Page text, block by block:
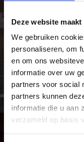
Deze website
We gebruiken
personaliseren, om
en om ons
informatie over uw
partners voor social
partners kunnen
informatie die u aan
verzameld op basis